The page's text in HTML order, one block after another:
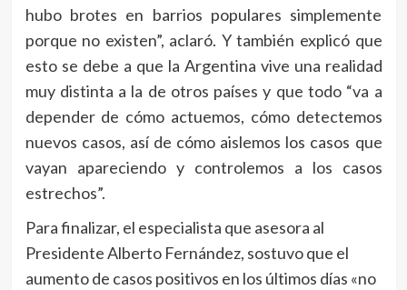
hubo brotes en barrios populares simplemente
porque no existen”, aclaró. Y también explicó que
esto se debe a que la Argentina vive una realidad
muy distinta a la de otros países y que todo “va a
depender de cómo actuemos, cómo detectemos
nuevos casos, así de cómo aislemos los casos que
vayan apareciendo y controlemos a los casos
estrechos”.
Para finalizar, el especialista que asesora al
Presidente Alberto Fernández, sostuvo que el
aumento de casos positivos en los últimos días «no